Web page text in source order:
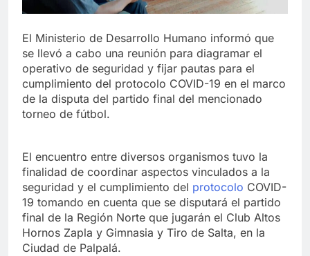
El Ministerio de Desarrollo Humano informó que
se llevó a cabo una reunión para diagramar el
operativo de seguridad y fijar pautas para el
cumplimiento del protocolo COVID-19 en el marco
de la disputa del partido final del mencionado
torneo de fútbol.
El encuentro entre diversos organismos tuvo la
finalidad de coordinar aspectos vinculados a la
seguridad y el cumplimiento del protocolo COVID-
19 tomando en cuenta que se disputará el partido
final de la Región Norte que jugarán el Club Altos
Hornos Zapla y Gimnasia y Tiro de Salta, en la
Ciudad de Palpalá.